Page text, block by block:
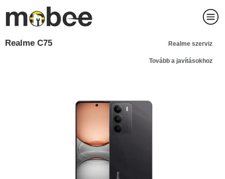
Realme C75 Realme szerviz
Tovább a javításokhoz